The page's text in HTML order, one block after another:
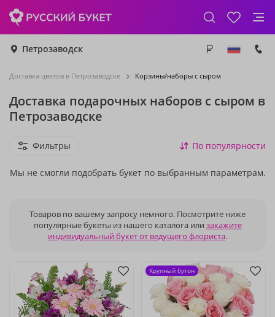
Петрозаводск
Доставка цветов в Петрозаводске Корзины/наборы с сыром
Доставка подарочных наборов с сыром в
Петрозаводске
Фильтры По популярности
Мы не смогли подобрать букет по выбранным параметрам.
Товаров по вашему запросу немного. Посмотрите ниже
популярные букеты из нашего каталога или закажите
индивидуальный букет от ведущего флориста.
Крупный бутон